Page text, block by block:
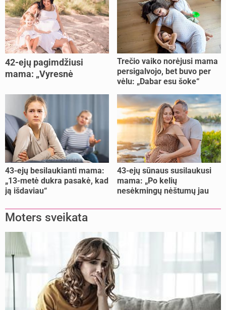
42-ejų pagimdžiusi
mama: „Vyresnė
lengviau“
Trečio vaiko norėjusi mama
persigalvojo, bet buvo per
vėlu: „Dabar esu šoke“
43-ejų besilaukianti mama:
„13-metė dukra pasakė, kad
ją išdaviau“
43-ejų sūnaus susilaukusi
mama: „Po kelių
nesėkmingų nėštumų jau
Moters sveikata